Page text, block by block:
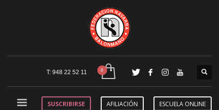
T: 948 22 52 11
SUSCRIBIRSE AFILIACIÓN ESCUELA ONLINE